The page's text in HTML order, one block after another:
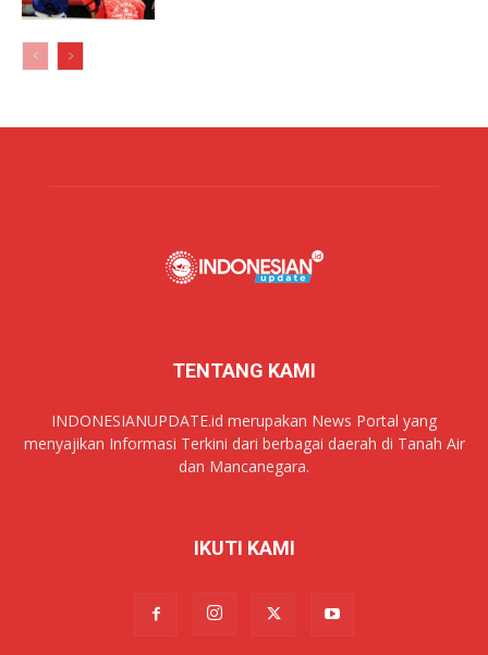
TENTANG KAMI
INDONESIANUPDATE.id merupakan News Portal yang
menyajikan Informasi Terkini dari berbagai daerah di Tanah Air
dan Mancanegara.
IKUTI KAMI